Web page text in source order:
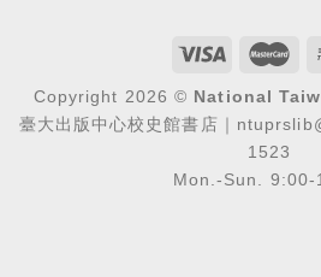
Copyright 2026 © National
臺大出版中心校史館書店｜
1523
Mon.-Sun. 9:00-